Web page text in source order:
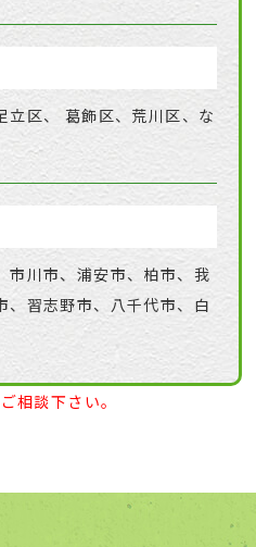
立区、 葛飾区、荒川区、な
市川市、浦安市、柏市、我
、習志野市、八千代市、白
相談下さい。